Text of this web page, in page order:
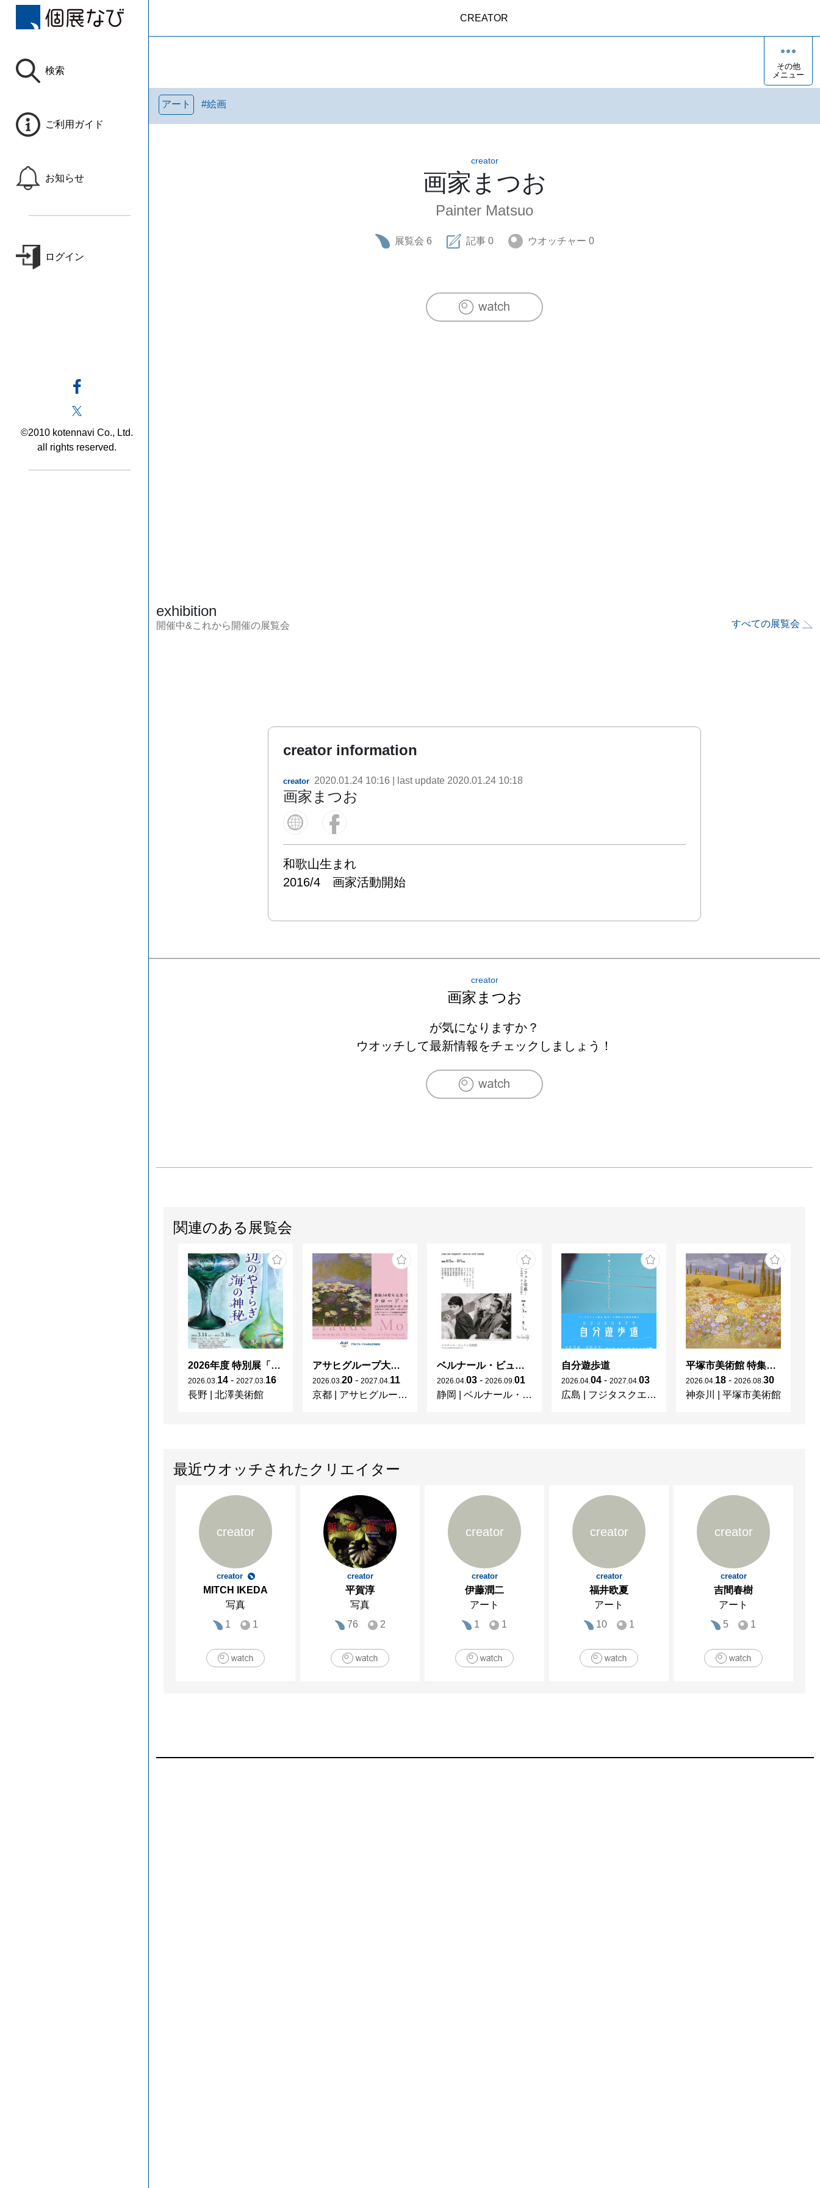
検索
ご利用ガイド
お知らせ
ログイン
©2010 kotennavi Co., Ltd.
all rights reserved.
CREATOR
その他
メニュー
アート #絵画
creator
画家まつお
Painter Matsuo
展覧会 6 記事 0 ウオッチャー 0
exhibition
開催中&これから開催の展覧会 すべての展覧会
creator information
creator 2020.01.24 10:16 | last update 2020.01.24 10:18
画家まつお
和歌山生まれ
2016/4　画家活動開始
creator
画家まつお
が気になりますか？
ウオッチして最新情報をチェックしましょう！
関連のある展覧会
2026年度 特別展「ガレとドーム、アール･ヌーヴォーのガラス 水辺のやすらぎ、海の神秘」
2026 03 14 - 2027 03 16
長野
北澤美術館
アサヒグループ大山崎山荘美術館 開館30周年記念展「没後100年 クロード・モネ」
2026 03 20 - 2027 04 11
京都
アサヒグループ大山崎山荘美術館
ベルナール・ビュフェと写真 ーカメラがとらえたビュフェとその時代、そして21 世紀へ
2026 04 03 - 2026 09 01
静岡
ベルナール・ビュフェ美術館
自分遊歩道
2026 04 04 - 2027 04 03
広島
フジタスクエアまるくる大野
平塚市美術館 特集展 花の表現、その多様性／特別展示 新収蔵品展
2026 04 18 - 2026 08 30
神奈川
平塚市美術館
最近ウオッチされたクリエイター
creator
creator
MITCH IKEDA
写真
1
1
creator
平賀淳
写真
76
2
creator
creator
伊藤潤二
アート
1
1
creator
creator
福井欧夏
アート
10
1
creator
creator
吉間春樹
アート
5
1